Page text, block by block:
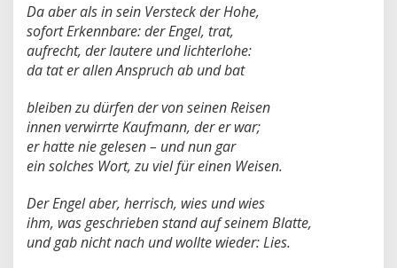
Da aber als in sein Versteck der Hohe,
sofort Erkennbare: der Engel, trat,
aufrecht, der lautere und lichterlohe:
da tat er allen Anspruch ab und bat
bleiben zu dürfen der von seinen Reisen
innen verwirrte Kaufmann, der er war;
er hatte nie gelesen – und nun gar
ein solches Wort, zu viel für einen Weisen.
Der Engel aber, herrisch, wies und wies
ihm, was geschrieben stand auf seinem Blatte,
und gab nicht nach und wollte wieder: Lies.